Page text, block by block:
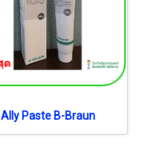
Ally Paste B-Braun